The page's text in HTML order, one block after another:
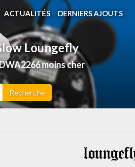
ACTUALITÉS DERNIERS AJOUTS
Loungefly
moins cher
Recherche